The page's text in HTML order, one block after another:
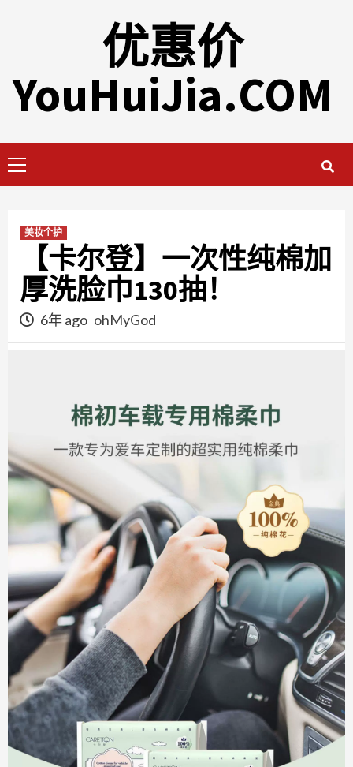
优惠价
YouHuiJia.COM
Menu
美妆个护
【卡尔登】一次性纯棉加
厚洗脸巾130抽！
6年 ago ohMyGod